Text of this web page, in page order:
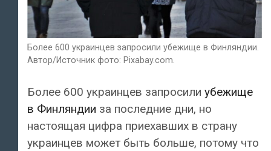
Более 600 украинцев запросили убежище в Финляндии.
Автор/Источник фото: Pixabay.com.
Более 600 украинцев запросили убежище
в Финляндии за последние дни, но
настоящая цифра приехавших в страну
украинцев может быть больше, потому что